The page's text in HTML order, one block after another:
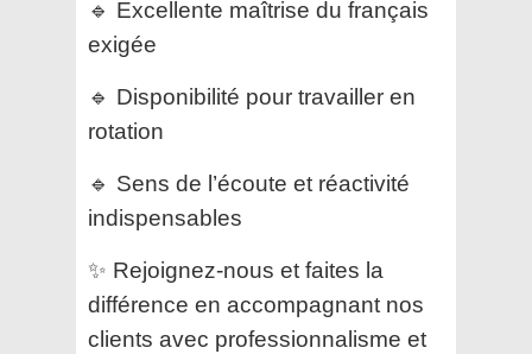
🔹 Excellente maîtrise du français
exigée
🔹 Disponibilité pour travailler en
rotation
🔹 Sens de l’écoute et réactivité
indispensables
✨ Rejoignez-nous et faites la
différence en accompagnant nos
clients avec professionnalisme et